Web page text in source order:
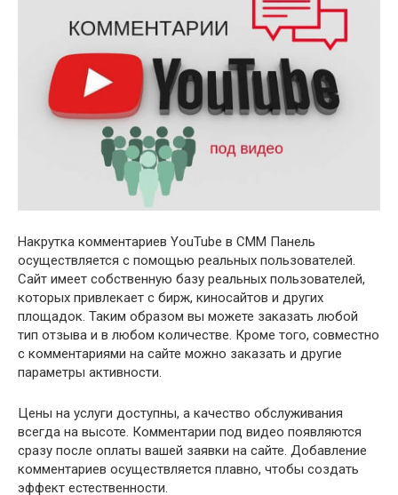
Накрутка комментариев YouTube в СММ Панель
осуществляется с помощью реальных пользователей.
Сайт имеет собственную базу реальных пользователей,
которых привлекает с бирж, киносайтов и других
площадок. Таким образом вы можете заказать любой
тип отзыва и в любом количестве. Кроме того, совместно
с комментариями на сайте можно заказать и другие
параметры активности.
Цены на услуги доступны, а качество обслуживания
всегда на высоте. Комментарии под видео появляются
сразу после оплаты вашей заявки на сайте. Добавление
комментариев осуществляется плавно, чтобы создать
эффект естественности.